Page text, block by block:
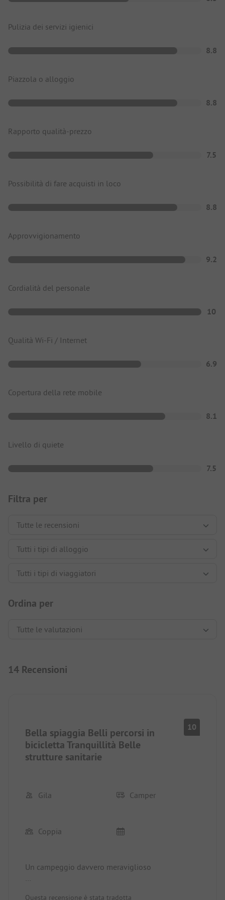
Pulizia dei servizi igienici
8.8
Piazzola o alloggio
8.8
Rapporto qualità-prezzo
7.5
Possibilità di fare acquisti in loco
8.8
Approvvigionamento
9.2
Cordialità del personale
10
Qualità Wi-Fi / Internet
6.9
Copertura della rete mobile
8.1
Livello di quiete
7.5
Filtra per
Ordina per
14 Recensioni
Bella spiaggia Belli percorsi in
bicicletta Tranquillità Belle
strutture sanitarie
10
Gila Camper
Coppia
Un campeggio davvero meraviglioso
Questa recensione è stata tradotta